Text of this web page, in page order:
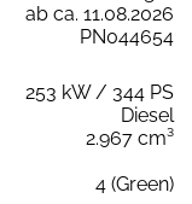
ab ca. 11.08.2026
PN044654
253 kW / 344 PS
Diesel
2.967 cm³
4 (Green)